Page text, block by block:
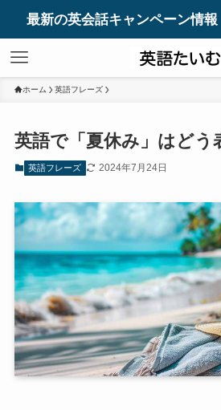
最新の英会話キャンペーン情報
ホーム 英語フレーズ
英語で「夏休み」はどう
英語フレーズ 2024年7月24日